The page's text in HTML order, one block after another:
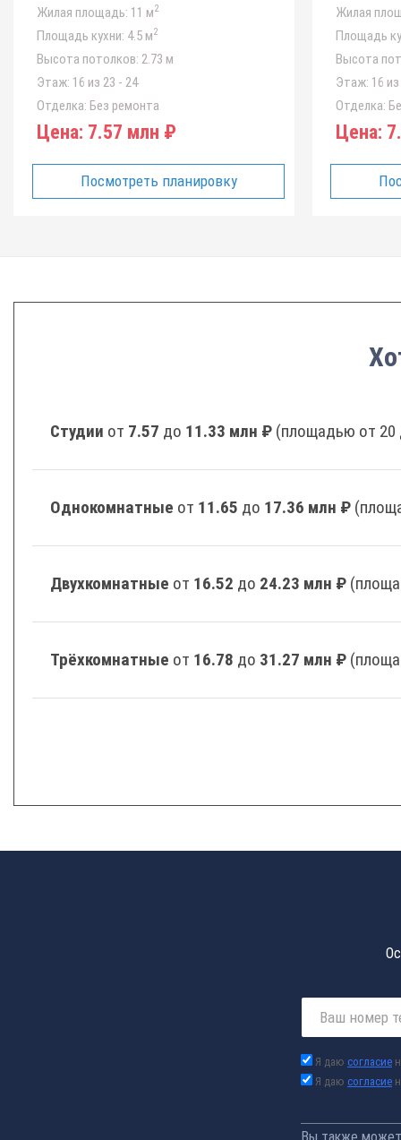
Жилая площадь: 11 м2
Площадь кухни: 4.5 м2
Высота потолков: 2.73 м
Этаж: 16 из 23 - 24
Отделка: Без ремонта
Цена: 7.57 млн ₽
Посмотреть планировку
Жилая
Площадь
Высота
Этаж: 16
Отделка:
Цена:
Студии от 7.57 до 11.33 млн ₽ (площадью от 20
Однокомнатные от 11.65 до 17.36 млн ₽
Двухкомнатные от 16.52 до 24.23 млн ₽
Трёхкомнатные от 16.78 до 31.27 млн ₽
Я даю согласие
Я даю согласие